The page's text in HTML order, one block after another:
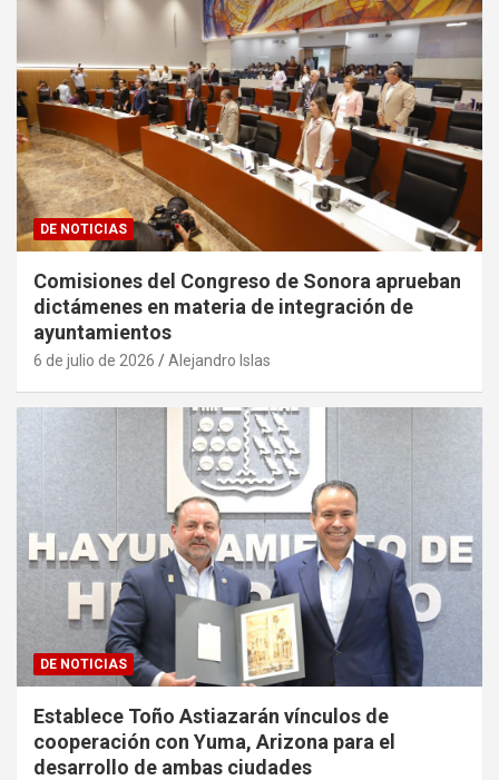
DE NOTICIAS
Comisiones del Congreso de Sonora aprueban
dictámenes en materia de integración de
ayuntamientos
6 de julio de 2026 Alejandro Islas
DE NOTICIAS
Establece Toño Astiazarán vínculos de
cooperación con Yuma, Arizona para el
desarrollo de ambas ciudades